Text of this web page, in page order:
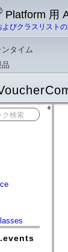
Platform 用
よびクラスリスト
ンタイム
品